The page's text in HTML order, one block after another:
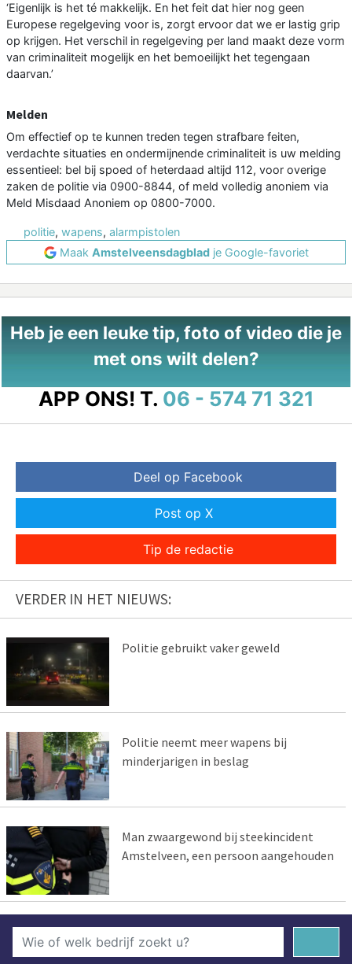
‘Eigenlijk is het té makkelijk. En het feit dat hier nog geen
Europese regelgeving voor is, zorgt ervoor dat we er lastig grip
op krijgen. Het verschil in regelgeving per land maakt deze vorm
van criminaliteit mogelijk en het bemoeilijkt het tegengaan
daarvan.’
Melden
Om effectief op te kunnen treden tegen strafbare feiten,
verdachte situaties en ondermijnende criminaliteit is uw melding
essentieel: bel bij spoed of heterdaad altijd 112, voor overige
zaken de politie via 0900-8844, of meld volledig anoniem via
Meld Misdaad Anoniem op 0800-7000.
politie, wapens, alarmpistolen
Maak Amstelveensdagbladje Google-favoriet
Heb je een leuke tip, foto of video die je
met ons wilt delen?
APP ONS! T. 06 - 574 71 321
Deel op Facebook
Post op X
Tip de redactie
VERDER IN HET NIEUWS:
Politie gebruikt vaker geweld
Politie neemt meer wapens bij
minderjarigen in beslag
Man zwaargewond bij steekincident
Amstelveen, een persoon aangehouden